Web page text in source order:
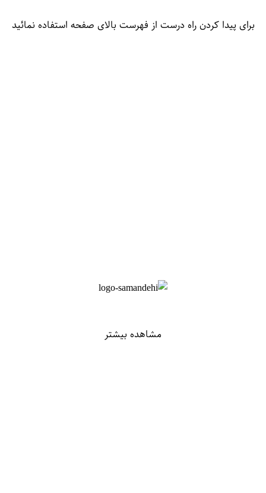
برای پیدا کردن راه درست از فهرست بالای صفحه استفاده نمائید
مشاهده بیشتر